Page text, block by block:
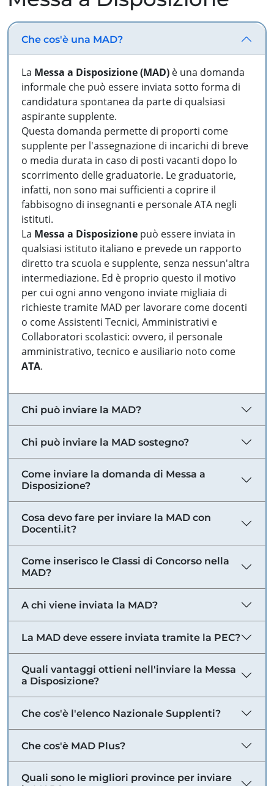
Che cos'è una MAD?
La Messa a Disposizione (MAD) è una domanda
informale che può essere inviata sotto forma di
candidatura spontanea da parte di qualsiasi
aspirante supplente.
Questa domanda permette di proporti come
supplente per l'assegnazione di incarichi di breve
o media durata in caso di posti vacanti dopo lo
scorrimento delle graduatorie. Le graduatorie,
infatti, non sono mai sufficienti a coprire il
fabbisogno di insegnanti e personale ATA negli
istituti.
La Messa a Disposizione può essere inviata in
qualsiasi istituto italiano e prevede un rapporto
diretto tra scuola e supplente, senza nessun'altra
intermediazione. Ed è proprio questo il motivo
per cui ogni anno vengono inviate migliaia di
richieste tramite MAD per lavorare come docenti
o come Assistenti Tecnici, Amministrativi e
Collaboratori scolastici: ovvero, il personale
amministrativo, tecnico e ausiliario noto come
ATA.
Chi può inviare la MAD?
Chi può inviare la MAD sostegno?
Come inviare la domanda di Messa a
Disposizione?
Cosa devo fare per inviare la MAD con
Docenti.it?
Come inserisco le Classi di Concorso nella
MAD?
A chi viene inviata la MAD?
La MAD deve essere inviata tramite la PEC?
Quali vantaggi ottieni nell'inviare la Messa
a Disposizione?
Che cos'è l'elenco Nazionale Supplenti?
Che cos'è MAD Plus?
Quali sono le migliori province per inviare